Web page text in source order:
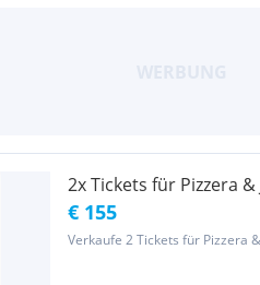
2x Tickets für Pizzera &
€ 155
Verkaufe 2 Tickets für Pizzera